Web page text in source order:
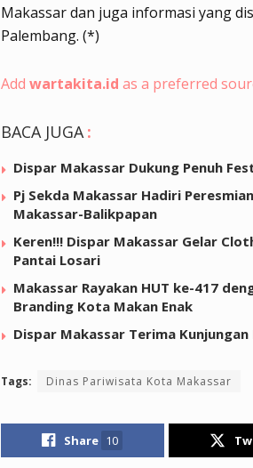
Makassar dan juga informasi yang
Palembang. (*)
Add wartakita.id as a preferred
BACA JUGA :
Dispar Makassar Dukung Penuh
Pj Sekda Makassar Hadiri
Makassar-Balikpapan
Keren!!! Dispar Makassar Gelar
Pantai Losari
Makassar Rayakan HUT ke-417
Branding Kota Makan Enak
Dispar Makassar Terima Kunjungan
Tags: Dinas Pariwisata Kota Makassar
Share 10